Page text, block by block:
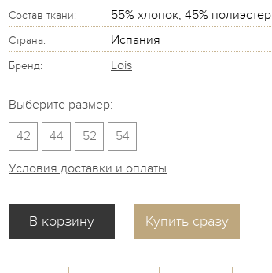
Состав ткани: 55% хлопок, 45% полиэстер
Страна: Испания
Бренд: Lois
Выберите размер:
42
44 52 54
Условия доставки и оплаты
Купить сразу